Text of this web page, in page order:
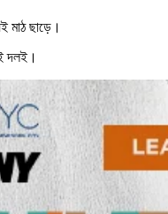
মাঠ ছাড়ে।
দলই।